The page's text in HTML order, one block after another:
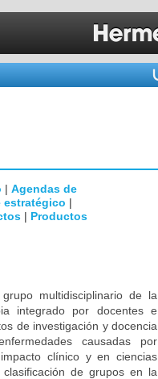
| Agendas de
estratégico |
| Productos
multidisciplinario de la
integrado por docentes e
de investigación y docencia
causadas por
clínico y en ciencias
de grupos en la